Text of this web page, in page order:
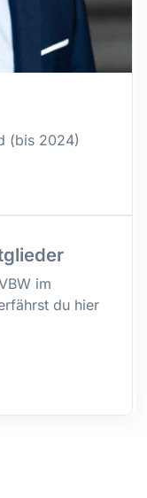
(bis 2024)
im
du hier